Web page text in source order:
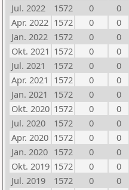
Jul. 2022
1572 0
0
Apr. 2022 1572 0
0
Jan. 2022 1572 0
0
Okt. 2021 1572 0
0
Jul. 2021
1572 0
0
Apr. 2021 1572 0
0
Jan. 2021
1572 0
0
Okt. 2020 1572 0
0
Jul. 2020
1572 0
0
Apr. 2020 1572 0
0
Jan. 2020 1572 0
0
Okt. 2019 1572 0
0
Jul. 2019
1572 0
0